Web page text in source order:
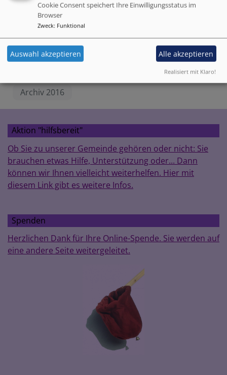
1/14
Archiv 2016
Aktion "hilfsbereit"
Ob Sie zu unserer Gemeinde gehören oder nicht: Sie
brauchen etwas Hilfe, Unterstützung oder... Dann
können wir Ihnen vielleicht weiterhelfen. Hier mit
diesem Link gibt es weitere Infos.
Spenden
Herzlichen Dank für Ihre Online-Spende. Sie werden auf
eine andere Seite weitergeleitet.
Cookie Consent speichert Ihre Einwilligungsstatus im
Browser
Zweck: Funktional
Auswahl akzeptieren Alle akzeptieren
Realisiert mit Klaro!